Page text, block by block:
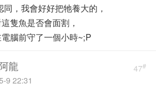
，我會好好把牠養大的，
隻魚是否會面割，
腦前守了一個小時~;P
47#
龍
9 22:31